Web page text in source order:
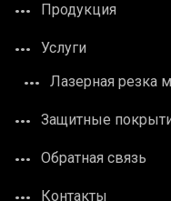
Продукция
Услуги
Лазерная резка
Защитные
Обратная связь
Контакты